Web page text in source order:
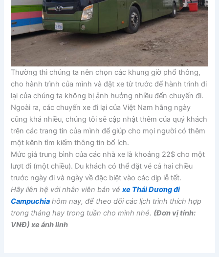
Thường thì chúng ta nên chọn các khung giờ phổ thông,
cho hành trình của mình và đặt xe từ trước để hành trình đi
lại của chúng ta không bị ảnh hưởng nhiều đến chuyến đi.
Ngoài ra, các chuyến xe đi lại của Việt Nam hằng ngày
cũng khá nhiều, chúng tôi sẽ cập nhật thêm của quý khách
trên các trang tin của mình để giúp cho mọi người có thêm
một kênh tìm kiếm thông tin bổ ích.
Mức giá trung bình của các nhà xe là khoảng 22$ cho một
lượt đi (một chiều). Du khách có thể đặt vé cả hai chiều
trước ngày đi và ngày về đặc biệt vào các dịp lễ tết.
Hãy liên hệ với nhân viên bán véxe Thái Dương đi
Campuchia hôm nay, để theo dõi các lịch trình thích hợp
trong tháng hay trong tuần cho mình nhé. (Đơn vị tính:
VNĐ) xe ánh linh